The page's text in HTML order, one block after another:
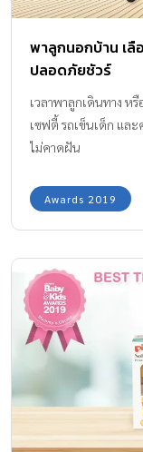
พาลูกนอกบ้าน เลื
ปลอดภัยชัวร์
เวลาพาลูกเดินทาง
เซฟตี้ รถเข็นเด็ก แล
ไม่คาดฝัน
Awards 2019